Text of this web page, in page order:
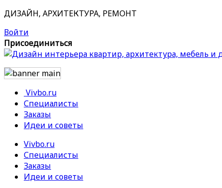
ДИЗАЙН, АРХИТЕКТУРА, РЕМОНТ
Войти
Присоединиться
Vivbo.ru
Специалисты
Заказы
Идеи и советы
Vivbo.ru
Специалисты
Заказы
Идеи и советы